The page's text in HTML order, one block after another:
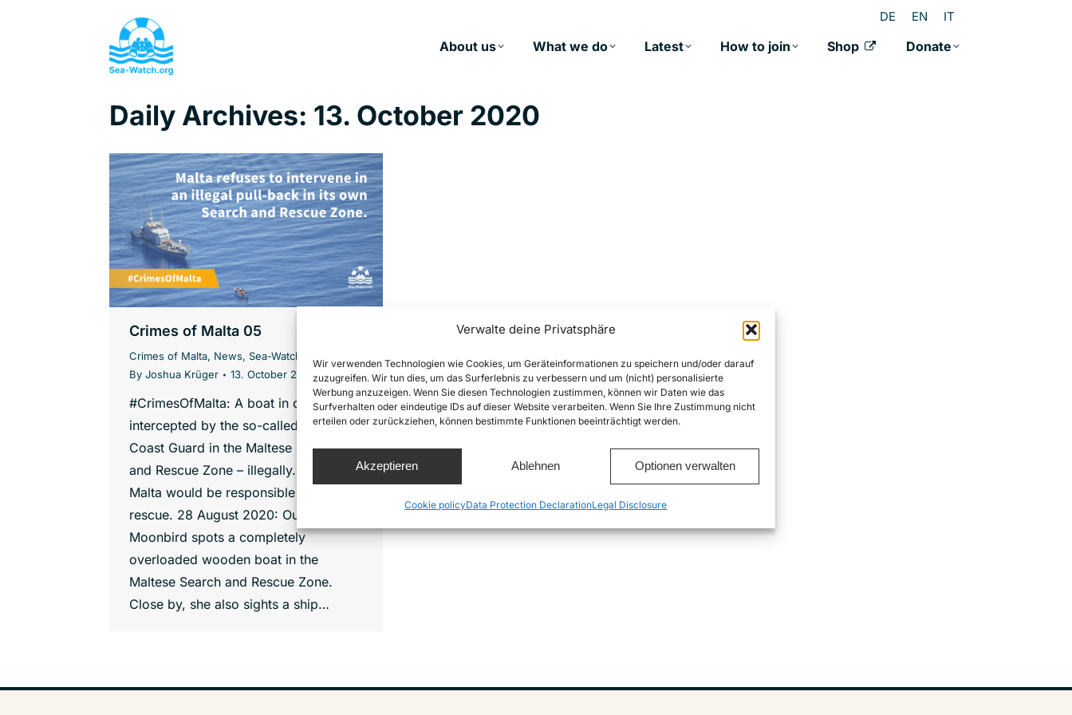
Verwalte deine Privatsphäre
Wir verwenden Technologien wie Cookies, um Geräteinformationen zu speichern und/oder darauf
zuzugreifen. Wir tun dies, um das Surferlebnis zu verbessern und um (nicht) personalisierte
Werbung anzuzeigen. Wenn Sie diesen Technologien zustimmen, können wir Daten wie das
Surfverhalten oder eindeutige IDs auf dieser Website verarbeiten. Wenn Sie Ihre Zustimmung nicht
erteilen oder zurückziehen, können bestimmte Funktionen beeinträchtigt werden.
Akzeptieren Ablehnen Optionen verwalten
Cookie policyData Protection DeclarationLegal Disclosure
DE EN IT
About us What we do Latest How to join Shop Donate
Daily Archives: 13. October 2020
Crimes of Malta 05
Crimes of Malta, News, Sea-Watch Air
By Joshua Krüger 13. October 2020
#CrimesOfMalta: A boat in distress is
intercepted by the so-called Libyan
Coast Guard in the Maltese Search
and Rescue Zone – illegally. Rightfully,
Malta would be responsible for the
rescue. 28 August 2020: Our
Moonbird spots a completely
overloaded wooden boat in the
Maltese Search and Rescue Zone.
Close by, she also sights a ship…